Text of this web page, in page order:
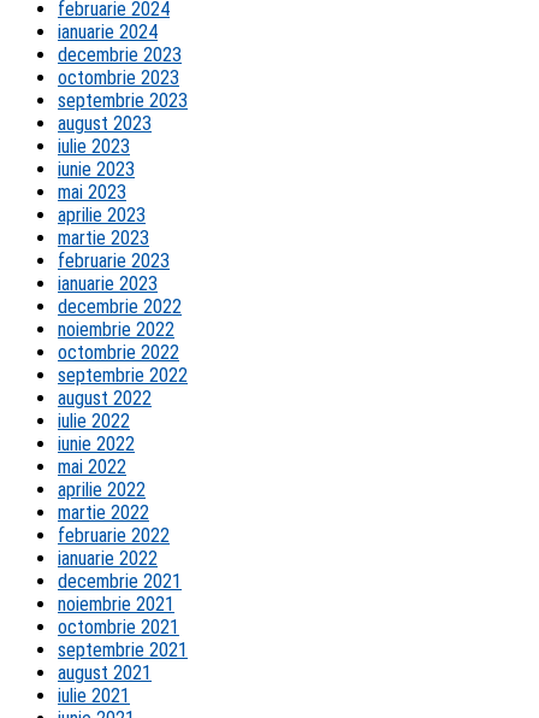
februarie 2024
ianuarie 2024
decembrie 2023
octombrie 2023
septembrie 2023
august 2023
iulie 2023
iunie 2023
mai 2023
aprilie 2023
martie 2023
februarie 2023
ianuarie 2023
decembrie 2022
noiembrie 2022
octombrie 2022
septembrie 2022
august 2022
iulie 2022
iunie 2022
mai 2022
aprilie 2022
martie 2022
februarie 2022
ianuarie 2022
decembrie 2021
noiembrie 2021
octombrie 2021
septembrie 2021
august 2021
iulie 2021